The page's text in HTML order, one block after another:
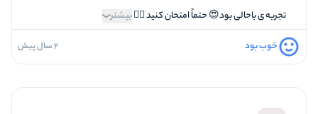
برخورد پرسنل
تجربه ی باحالی بود😍 حتماً امتحان کنید 👌🏻بیشتر
فضاسازی 5 خوب بود 2 سال پیش